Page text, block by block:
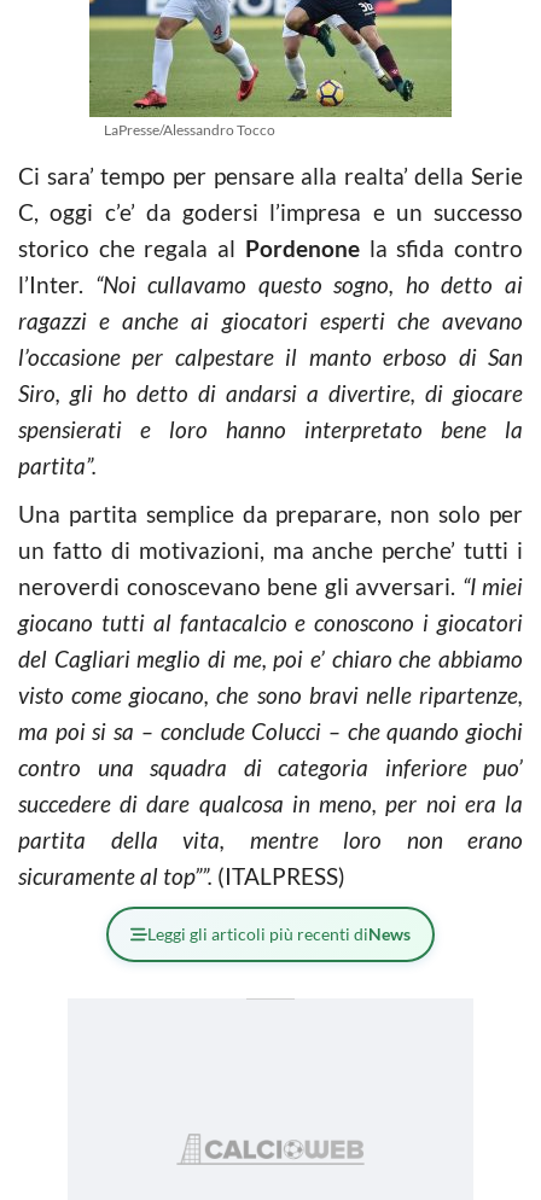
LaPresse/Alessandro Tocco
Ci sara’ tempo per pensare alla realta’ della Serie
C, oggi c’e’ da godersi l’impresa e un successo
storico che regala al Pordenonela sfida contro
l’Inter. “Noi cullavamo questo sogno, ho detto ai
ragazzi e anche ai giocatori esperti che avevano
l’occasione per calpestare il manto erboso di San
Siro, gli ho detto di andarsi a divertire, di giocare
spensierati e loro hanno interpretato bene la
partita”.
Una partita semplice da preparare, non solo per
un fatto di motivazioni, ma anche perche’ tutti i
neroverdi conoscevano bene gli avversari. “I miei
giocano tutti al fantacalcio e conoscono i giocatori
del Cagliari meglio di me, poi e’ chiaro che abbiamo
visto come giocano, che sono bravi nelle ripartenze,
ma poi si sa – conclude Colucci – che quando giochi
contro una squadra di categoria inferiore puo’
succedere di dare qualcosa in meno, per noi era la
partita della vita, mentre loro non erano
sicuramente al top””. (ITALPRESS)
Leggi gli articoli più recenti diNews